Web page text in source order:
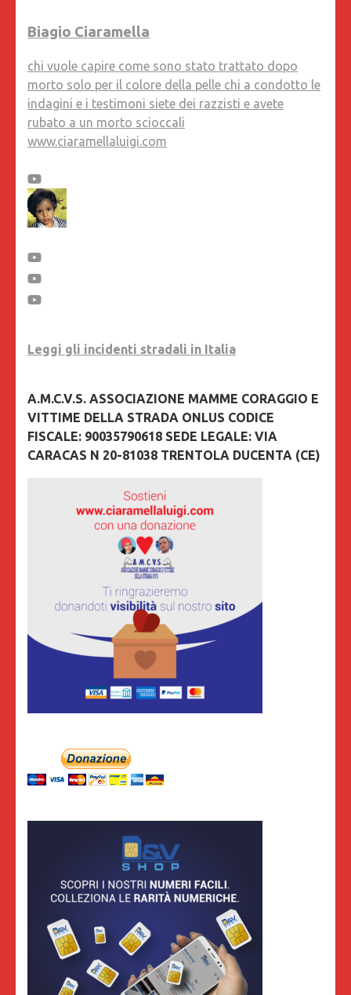
Biagio Ciaramella
chi vuole capire come sono stato trattato dopo
morto solo per il colore della pelle chi a condotto le
indagini e i testimoni siete dei razzisti e avete
rubato a un morto scioccali
www.ciaramellaluigi.com
Leggi gli incidenti stradali in Italia
A.M.C.V.S. ASSOCIAZIONE MAMME CORAGGIO E
VITTIME DELLA STRADA ONLUS CODICE
FISCALE: 90035790618 SEDE LEGALE: VIA
CARACAS N 20-81038 TRENTOLA DUCENTA (CE)